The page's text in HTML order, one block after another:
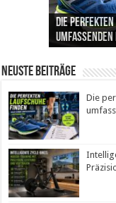
Die
Intelligente
Präzision,
Insemination
Kosten im
Cannabis als
und Schlaf
Leben mit
Sicherheit im
Neuste Beiträge
Die